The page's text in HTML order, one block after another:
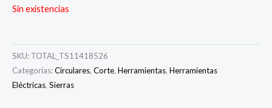
Sin existencias
SKU: TOTAL_TS11418526
Categorías:Circulares, Corte, Herramientas, Herramientas
Eléctricas, Sierras